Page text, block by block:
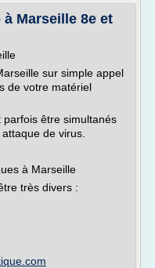
Marseille 8e et
sur simple appel
de votre matériel
être simultanés
de virus.
à Marseille
très divers :